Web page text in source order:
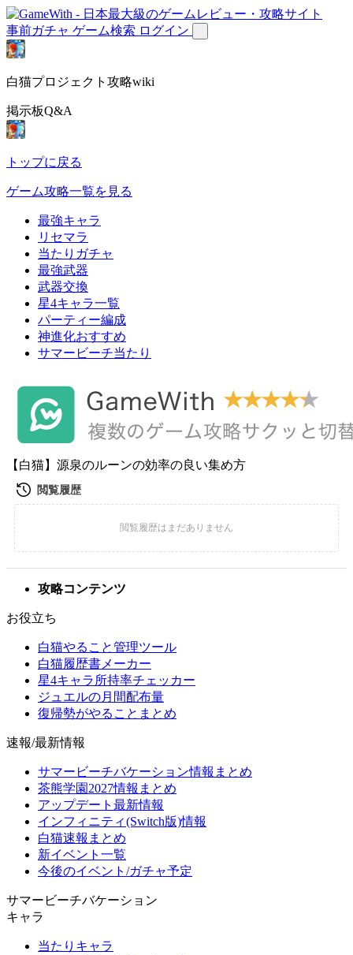
事前ガチャ ゲーム検索 ログイン
白猫プロジェクト攻略wiki
掲示板Q&A
トップに戻る
ゲーム攻略一覧を見る
最強キャラ
リセマラ
当たりガチャ
最強武器
武器交換
星4キャラ一覧
パーティー編成
神進化おすすめ
サマービーチ当たり
【白猫】源泉のルーンの効率の良い集め方
攻略コンテンツ
お役立ち
白猫やること管理ツール
白猫履歴書メーカー
星4キャラ所持率チェッカー
ジュエルの月間配布量
復帰勢がやることまとめ
速報/最新情報
サマービーチバケーション情報まとめ
茶熊学園2027情報まとめ
アップデート最新情報
インフィニティ(Switch版)情報
白猫速報まとめ
新イベント一覧
今後のイベント/ガチャ予定
サマービーチバケーション
キャラ
当たりキャラ